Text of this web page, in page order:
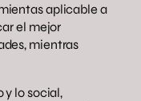
aplicable a
el mejor
mientras
y lo social,